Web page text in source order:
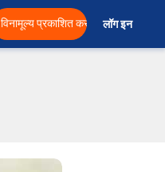
विनामूल्य प्रकाशित करा लॉग इन